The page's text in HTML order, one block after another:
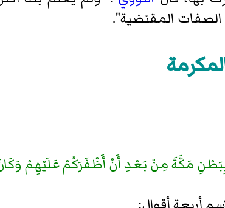
الصفات المقتضية".
مَكَّةَ مِنْ بَعْدِ أَنْ أَظْفَرَكُمْ عَلَيْهِمْ وَكَانَ